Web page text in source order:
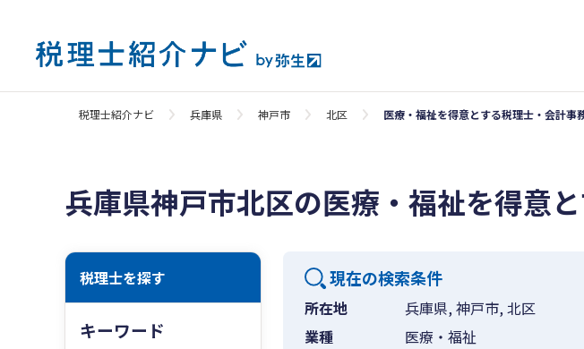
税理士紹介ナビ 兵庫県 神戸市 北区 医療・福祉を得意とする税理士・会計事
兵庫県神戸市北区の医療・福祉を得意
税理士を探す
キーワード
現在の検索条件
所在地
兵庫県, 神戸市, 北区
業種
医療・福祉